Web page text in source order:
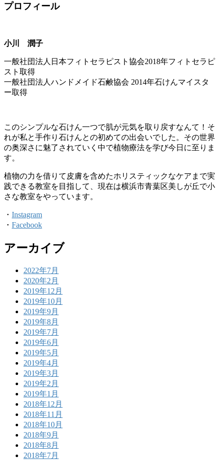
プロフィール
小川 潤子
一般社団法人日本フィトセラピスト協会2018年フィトセラピ
スト取得
一般社団法人ハンドメイド石鹸協会 2014年石けんマイスタ
ー取得
このシンプルな石けん一つで肌が元気を取り戻すなんて！そ
れが私と手作り石けんとの初めての出会いでした。その世界
の奥深さに魅了されていく中で植物療法を学び今日に至りま
す。
植物の力を借りて皮膚を含めたホリスティックなケアまで実
践できる教室を目指して、現在は横浜市青葉区美しが丘で小
さな教室をやっています。
・ Instagram
・ Facebook
アーカイブ
2022年7月
2020年2月
2019年12月
2019年10月
2019年9月
2019年8月
2019年7月
2019年6月
2019年5月
2019年4月
2019年3月
2019年2月
2019年1月
2018年12月
2018年11月
2018年10月
2018年9月
2018年8月
2018年7月